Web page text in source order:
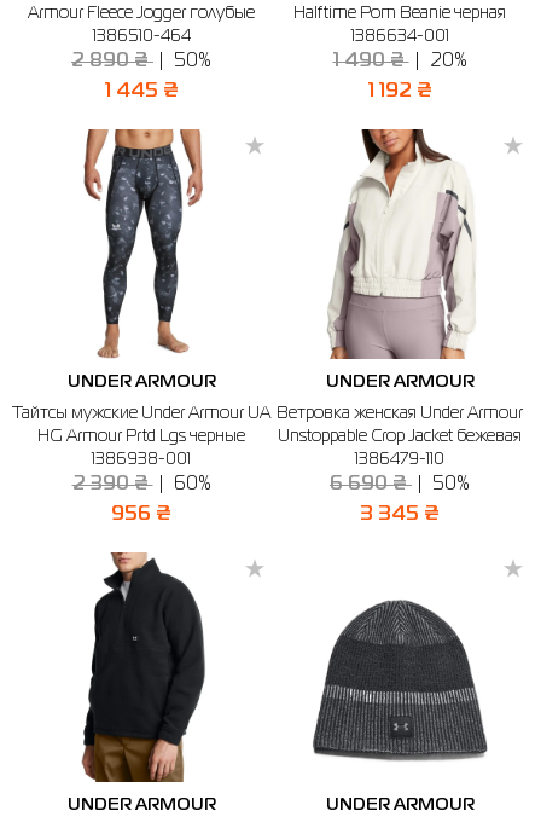
Толстовки
Футболки
Фитнес и йога
The North Face
Under Armour
Полуботинки
Бренды
Radder
Armour Fleece Jogger голубые
1386510-464
2 890 ₴ 50%
1 445 ₴
Halftime Pom Beanie черная
1386634-001
1 490 ₴ 20%
1 192 ₴
UNDER ARMOUR
Тайтсы мужские Under Armour UA
HG Armour Prtd Lgs черные
1386938-001
2 390 ₴ 60%
956 ₴
UNDER ARMOUR
Ветровка женская Under Armour
Unstoppable Crop Jacket бежевая
1386479-110
6 690 ₴ 50%
3 345 ₴
UNDER ARMOUR UNDER ARMOUR